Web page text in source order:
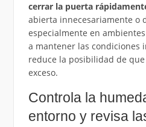
cerrar la puerta
abierta innecesariamente o
especialmente en
a mantener las condiciones
reduce la posibilidad de
exceso.
Controla la
entorno y revisa